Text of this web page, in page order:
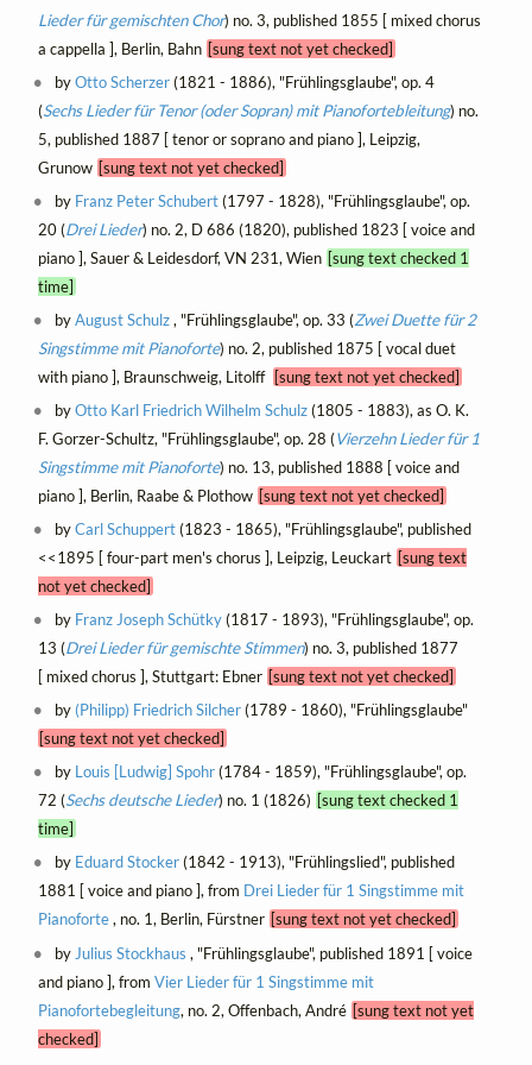
Lieder für gemischten Chor) no. 3, published 1855 [ mixed chorus
a cappella ], Berlin, Bahn [sung text not yet checked]
byOtto Scherzer(1821 - 1886), "Frühlingsglaube", op. 4
(Sechs Lieder für Tenor (oder Sopran) mit Pianofortebleitung) no.
5, published 1887 [ tenor or soprano and piano ], Leipzig,
Grunow [sung text not yet checked]
by Franz Peter Schubert(1797 - 1828), "Frühlingsglaube", op.
20 (Drei Lieder) no. 2, D 686 (1820), published 1823 [ voice and
piano ], Sauer & Leidesdorf, VN 231, Wien [sung text checked 1
time]
byAugust Schulz, "Frühlingsglaube", op. 33 (Zwei Duette für 2
Singstimme mit Pianoforte) no. 2, published 1875 [ vocal duet
with piano ], Braunschweig, Litolff [sung text not yet checked]
byOtto Karl Friedrich Wilhelm Schulz(1805 - 1883), as O. K.
F. Gorzer-Schultz, "Frühlingsglaube", op. 28 (Vierzehn Lieder für 1
Singstimme mit Pianoforte) no. 13, published 1888 [ voice and
piano ], Berlin, Raabe & Plothow [sung text not yet checked]
byCarl Schuppert(1823 - 1865), "Frühlingsglaube", published
<<1895 [ four-part men's chorus ], Leipzig, Leuckart [sung text
not yet checked]
by Franz Joseph Schütky(1817 - 1893), "Frühlingsglaube", op.
13 (Drei Lieder für gemischte Stimmen) no. 3, published 1877
[ mixed chorus ], Stuttgart: Ebner [sung text not yet checked]
by (Philipp) Friedrich Silcher(1789 - 1860), "Frühlingsglaube"
[sung text not yet checked]
by Louis [Ludwig] Spohr(1784 - 1859), "Frühlingsglaube", op.
72 (Sechs deutsche Lieder) no. 1 (1826) [sung text checked 1
time]
by Eduard Stocker(1842 - 1913), "Frühlingslied", published
1881 [ voice and piano ], from Drei Lieder für 1 Singstimme mit
Pianoforte, no. 1, Berlin, Fürstner [sung text not yet checked]
by Julius Stockhaus , "Frühlingsglaube", published 1891 [ voice
and piano ], from Vier Lieder für 1 Singstimme mit
Pianofortebegleitung, no. 2, Offenbach, André [sung text not yet
checked]